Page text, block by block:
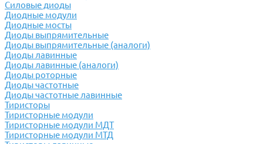
Силовые диоды
Диодные модули
Диодные мосты
Диоды выпрямительные
Диоды выпрямительные (аналоги)
Диоды лавинные
Диоды лавинные (аналоги)
Диоды роторные
Диоды частотные
Диоды частотные лавинные
Тиристоры
Тиристорные модули
Тиристорные модули МДТ
Тиристорные модули МТД